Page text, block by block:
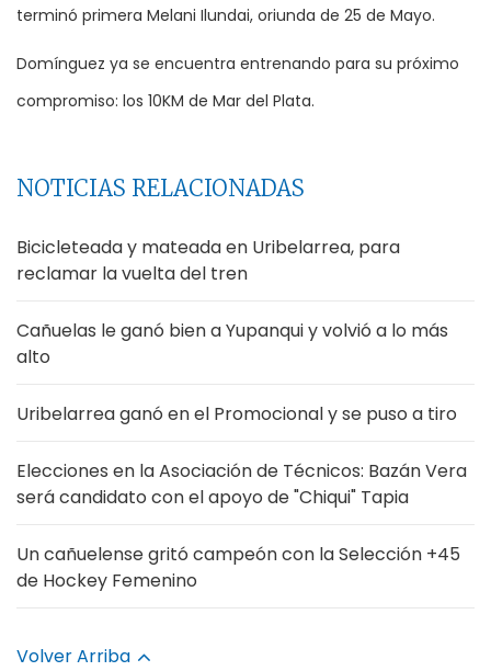
terminó primera Melani Ilundai, oriunda de 25 de Mayo.
Domínguez ya se encuentra entrenando para su próximo
compromiso: los 10KM de Mar del Plata.
NOTICIAS RELACIONADAS
Bicicleteada y mateada en Uribelarrea, para
reclamar la vuelta del tren
Cañuelas le ganó bien a Yupanqui y volvió a lo más
alto
Uribelarrea ganó en el Promocional y se puso a tiro
Elecciones en la Asociación de Técnicos: Bazán Vera
será candidato con el apoyo de "Chiqui" Tapia
Un cañuelense gritó campeón con la Selección +45
de Hockey Femenino
Volver Arriba